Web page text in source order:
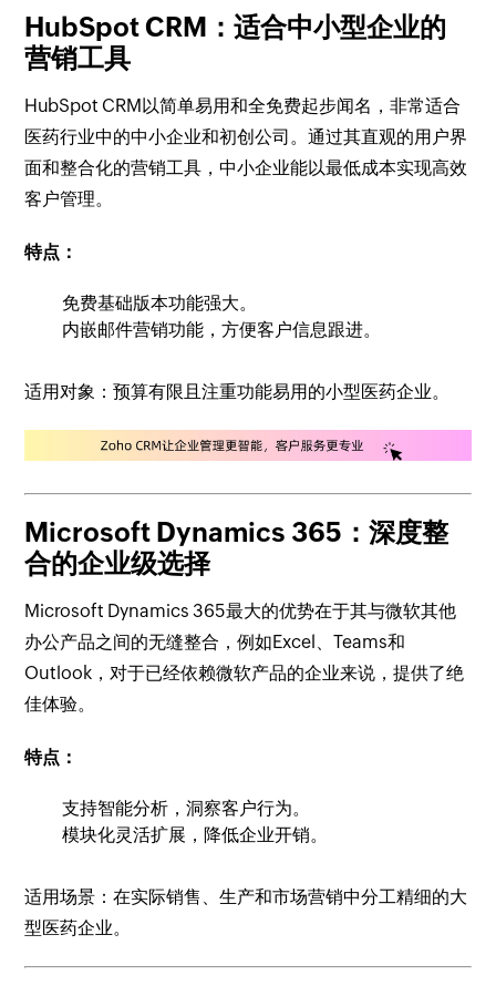
HubSpot CRM：适合中小型企业的
营销工具
HubSpot CRM以简单易用和全免费起步闻名，非常适合
医药行业中的中小企业和初创公司。通过其直观的用户界
面和整合化的营销工具，中小企业能以最低成本实现高效
客户管理。
特点：
免费基础版本功能强大。
内嵌邮件营销功能，方便客户信息跟进。
适用对象：预算有限且注重功能易用的小型医药企业。
Microsoft Dynamics 365：深度整
合的企业级选择
Microsoft Dynamics 365最大的优势在于其与微软其他
办公产品之间的无缝整合，例如Excel、Teams和
Outlook，对于已经依赖微软产品的企业来说，提供了绝
佳体验。
特点：
支持智能分析，洞察客户行为。
模块化灵活扩展，降低企业开销。
适用场景：在实际销售、生产和市场营销中分工精细的大
型医药企业。